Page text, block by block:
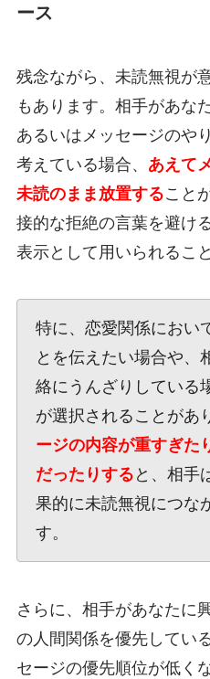
ース
残念ながら、未読無視が
もあります。相手があな
あるいはメッセージのや
考えている場合、 あえて
未読のまま放置すること
接的な拒絶の言葉を避け
表示として用いられるこ
特に、恋愛関係におい
とを伝えたい場合や、
絡にうんざりしている
が選択されることがあ
ージの内容が重すぎた
だったりする と、相手
果的に未読無視につな
す。
さらに、相手があなたに
の人間関係を優先してい
セージの優先順位が低く